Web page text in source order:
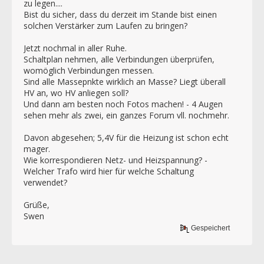
zu legen....
Bist du sicher, dass du derzeit im Stande bist einen
solchen Verstärker zum Laufen zu bringen?
Jetzt nochmal in aller Ruhe.
Schaltplan nehmen, alle Verbindungen überprüfen,
womöglich Verbindungen messen.
Sind alle Massepnkte wirklich an Masse? Liegt überall
HV an, wo HV anliegen soll?
Und dann am besten noch Fotos machen! - 4 Augen
sehen mehr als zwei, ein ganzes Forum vll. nochmehr.
Davon abgesehen; 5,4V für die Heizung ist schon echt
mager.
Wie korrespondieren Netz- und Heizspannung? -
Welcher Trafo wird hier für welche Schaltung
verwendet?
Grüße,
Swen
Gespeichert